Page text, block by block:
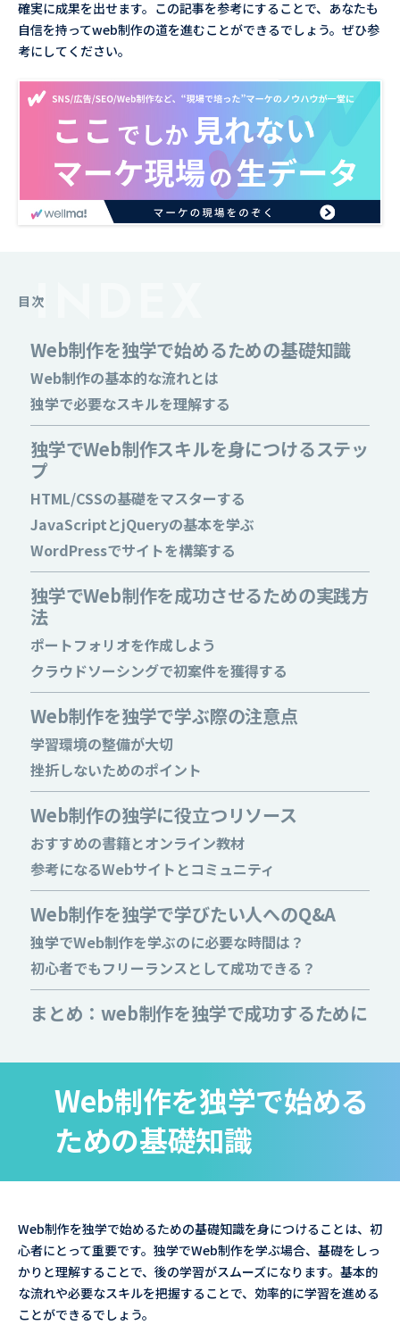
確実に成果を出せます。この記事を参考にすることで、あなたも
自信を持ってweb制作の道を進むことができるでしょう。ぜひ参
考にしてください。
目次
Web制作を独学で始めるための基礎知識
Web制作の基本的な流れとは
独学で必要なスキルを理解する
独学でWeb制作スキルを身につけるステッ
プ
HTML/CSSの基礎をマスターする
JavaScriptとjQueryの基本を学ぶ
WordPressでサイトを構築する
独学でWeb制作を成功させるための実践方
法
ポートフォリオを作成しよう
クラウドソーシングで初案件を獲得する
Web制作を独学で学ぶ際の注意点
学習環境の整備が大切
挫折しないためのポイント
Web制作の独学に役立つリソース
おすすめの書籍とオンライン教材
参考になるWebサイトとコミュニティ
Web制作を独学で学びたい人へのQ&A
独学でWeb制作を学ぶのに必要な時間は？
初心者でもフリーランスとして成功できる？
まとめ：web制作を独学で成功するために
Web制作を独学で始める
ための基礎知識
Web制作を独学で始めるための基礎知識を身につけることは、初
心者にとって重要です。独学でWeb制作を学ぶ場合、基礎をしっ
かりと理解することで、後の学習がスムーズになります。基本的
な流れや必要なスキルを把握することで、効率的に学習を進める
ことができるでしょう。